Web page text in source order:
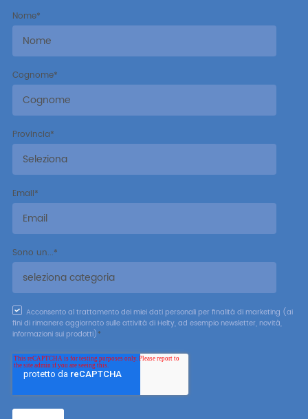
Nome*
Cognome*
Provincia*
Email*
Sono un...*
Acconsento al trattamento dei miei dati personali per finalità di marketing (ai
fini di rimanere aggiornato sulle attività di Helty, ad esempio newsletter, novità,
informazioni sui prodotti)*